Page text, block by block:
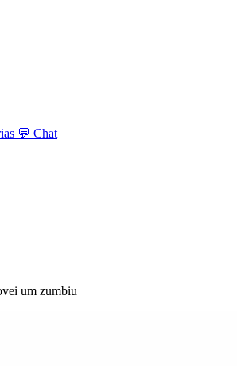
💬 Chat
um zumbiu